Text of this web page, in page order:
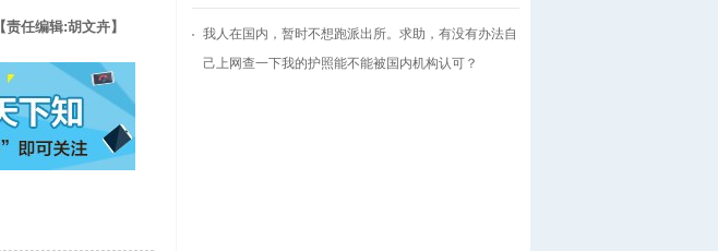
【责任编辑:胡文卉】
我人在国内，暂时不想跑派出所。求助，有没有办法自
己上网查一下我的护照能不能被国内机构认可？